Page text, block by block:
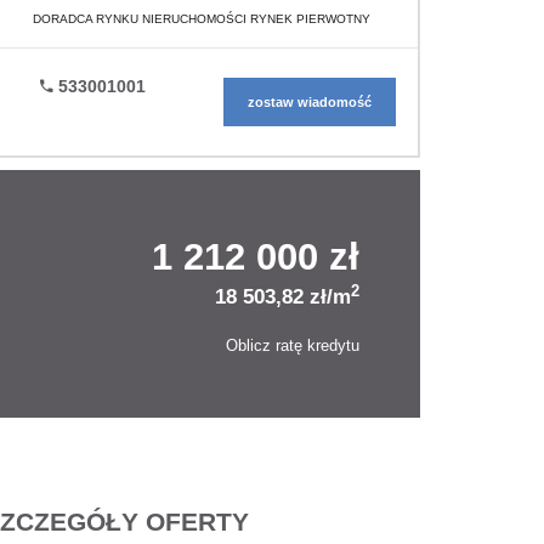
DORADCA RYNKU NIERUCHOMOŚCI RYNEK PIERWOTNY
533001001
zostaw wiadomość
1 212 000 zł
18 503,82 zł/m2
Oblicz ratę kredytu
OFERTY